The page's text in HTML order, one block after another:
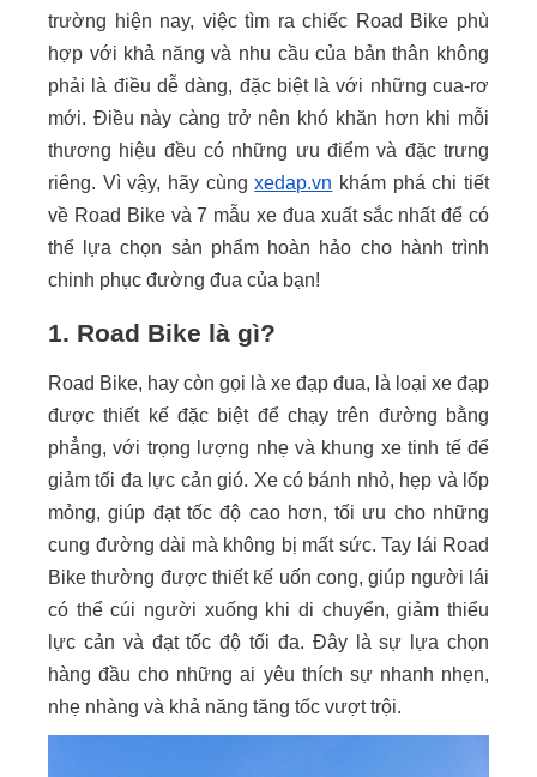
trường hiện nay, việc tìm ra chiếc Road Bike phù
hợp với khả năng và nhu cầu của bản thân không
phải là điều dễ dàng, đặc biệt là với những cua-rơ
mới. Điều này càng trở nên khó khăn hơn khi mỗi
thương hiệu đều có những ưu điểm và đặc trưng
riêng. Vì vậy, hãy cùngxedap.vn khám phá chi tiết
về Road Bike và 7 mẫu xe đua xuất sắc nhất để có
thể lựa chọn sản phẩm hoàn hảo cho hành trình
chinh phục đường đua của bạn!
1. Road Bike là gì?
Road Bike, hay còn gọi là xe đạp đua, là loại xe đạp
được thiết kế đặc biệt để chạy trên đường bằng
phẳng, với trọng lượng nhẹ và khung xe tinh tế để
giảm tối đa lực cản gió. Xe có bánh nhỏ, hẹp và lốp
mỏng, giúp đạt tốc độ cao hơn, tối ưu cho những
cung đường dài mà không bị mất sức. Tay lái Road
Bike thường được thiết kế uốn cong, giúp người lái
có thể cúi người xuống khi di chuyển, giảm thiểu
lực cản và đạt tốc độ tối đa. Đây là sự lựa chọn
hàng đầu cho những ai yêu thích sự nhanh nhẹn,
nhẹ nhàng và khả năng tăng tốc vượt trội.